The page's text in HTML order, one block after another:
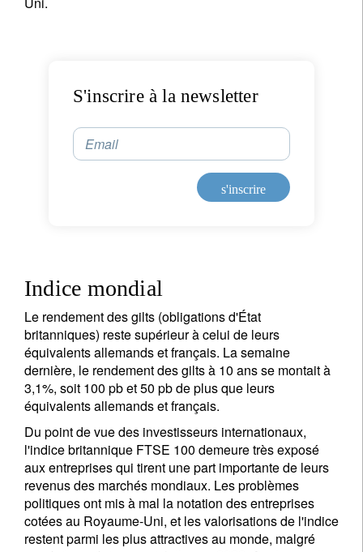
S'inscrire à la newsletter
Email
s'inscrire
Indice mondial
Le rendement des gilts (obligations d'État
britanniques) reste supérieur à celui de leurs
équivalents allemands et français. La semaine
dernière, le rendement des gilts à 10 ans se montait à
3,1%, soit 100 pb et 50 pb de plus que leurs
équivalents allemands et français.
Du point de vue des investisseurs internationaux,
l'indice britannique FTSE 100 demeure très exposé
aux entreprises qui tirent une part importante de leurs
revenus des marchés mondiaux. Les problèmes
politiques ont mis à mal la notation des entreprises
cotées au Royaume-Uni, et les valorisations de l'indice
restent parmi les plus attractives au monde, malgré